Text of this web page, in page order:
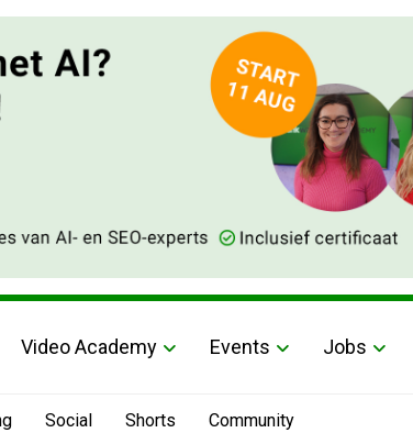
Video Academy Events Jobs
Social Shorts Community